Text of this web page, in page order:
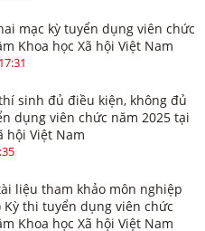
mạc kỳ tuyển dụng viên chức
Khoa học Xã hội Việt Nam
sinh đủ điều kiện, không đủ
dụng viên chức năm 2025 tại
hội Việt Nam
liệu tham khảo môn nghiệp
thi tuyển dụng viên chức
Khoa học Xã hội Việt Nam